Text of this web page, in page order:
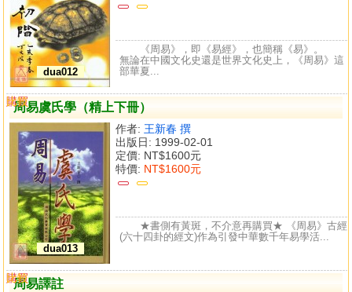
dua012
《周易》，即《易經》，也簡稱《易》。
無論在中國文化史還是世界文化史上，《周易》這
部華夏...
周易虞氏學（精上下冊）
dua013
作者: 王新春 撰
出版日: 1999-02-01
定價: NT$1600元
特價: NT$1600元
購買
比較
★書側有黃斑，不介意再購買★ 《周易》古經
(六十四卦的經文)作為引發中華數千年易學活...
周易譯註
購買
比較